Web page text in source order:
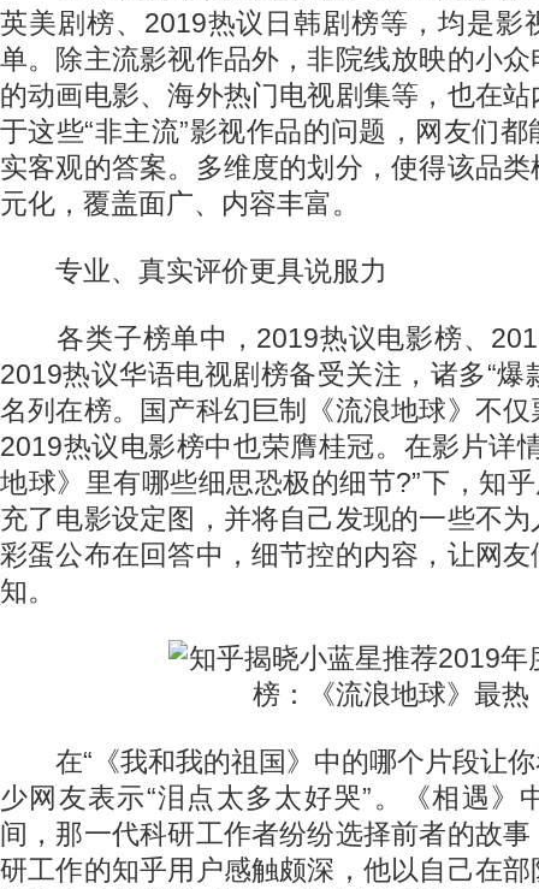
英美剧榜、2019热议日韩剧榜等，均是影
单。除主流影视作品外，非院线放映的小
的动画电影、海外热门电视剧集等，也在
于这些“非主流”影视作品的问题，网友们
实客观的答案。多维度的划分，使得该品
元化，覆盖面广、内容丰富。
专业、真实评价更具说服力
各类子榜单中，2019热议电影榜、
2019热议华语电视剧榜备受关注，诸多“爆
名列在榜。国产科幻巨制《流浪地球》不
2019热议电影榜中也荣膺桂冠。在影片详
地球》里有哪些细思恐极的细节?”下，知
充了电影设定图，并将自己发现的一些不
彩蛋公布在回答中，细节控的内容，让网
知。
在“《我和我的祖国》中的哪个片段让你
少网友表示“泪点太多太好哭”。《相遇》
间，那一代科研工作者纷纷选择前者的故
研工作的知乎用户感触颇深，他以自己在